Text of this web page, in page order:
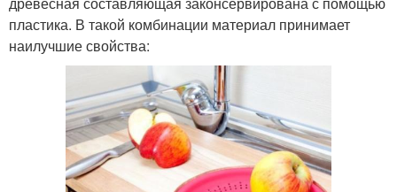
пластика. В такой комбинации материал принимает
наилучшие свойства: